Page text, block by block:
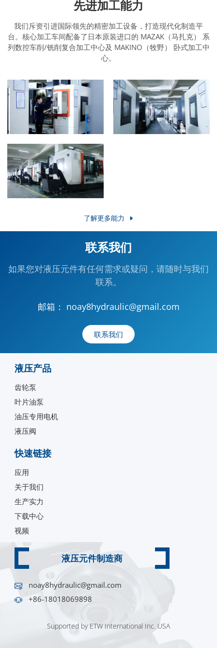
先进加工能力
我们斥资引进国际领先的精密加工设备，打造现代化制造平
台。核心加工车间配备了日本原装进口的 MAZAK（马扎克） 系
列数控车削/铣削复合加工中心及 MAKINO（牧野） 卧式加工中
心。
了解更多能力
联系我们
如果您对液压元件有任何需求或疑问，请随时与我们
联系。
邮箱： noay8hydraulic@gmail.com
联系我们
液压产品
齿轮泵
叶片油泵
油压专用电机
液压阀
快速链接
应用
关于我们
生产实力
下载中心
视频
液压元件制造商
noay8hydraulic@gmail.com
+86-18018069898
Supported by ETW International Inc. USA